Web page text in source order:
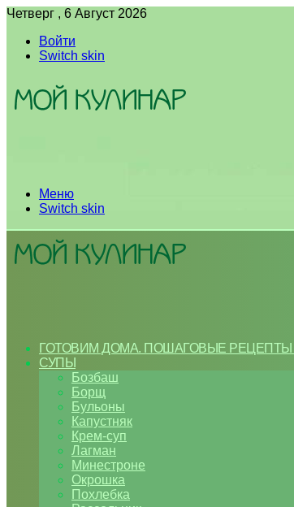
Четверг , 6 Август 2026
Войти
Switch skin
Меню
Switch skin
ГОТОВИМ ДОМА. ПОШАГОВЫЕ РЕЦЕПТЫ
СУПЫ
Бозбаш
Борщ
Бульоны
Капустняк
Крем-суп
Лагман
Минестроне
Окрошка
Похлебка